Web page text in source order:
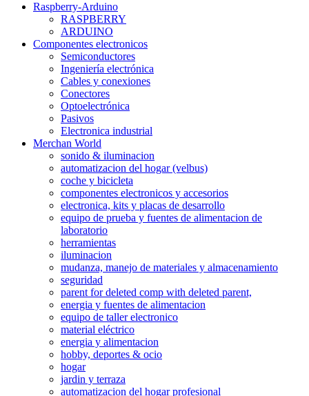
Raspberry-Arduino
RASPBERRY
ARDUINO
Componentes electronicos
Semiconductores
Ingeniería electrónica
Cables y conexiones
Conectores
Optoelectrónica
Pasivos
Electronica industrial
Merchan World
sonido & iluminacion
automatizacion del hogar (velbus)
coche y bicicleta
componentes electronicos y accesorios
electronica, kits y placas de desarrollo
equipo de prueba y fuentes de alimentacion de
laboratorio
herramientas
iluminacion
mudanza, manejo de materiales y almacenamiento
seguridad
parent for deleted comp with deleted parent,
energia y fuentes de alimentacion
equipo de taller electronico
material eléctrico
energia y alimentacion
hobby, deportes & ocio
hogar
jardin y terraza
automatizacion del hogar profesional